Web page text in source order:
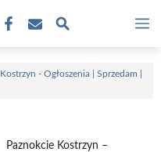
Kostrzyn - Ogłoszenia | Sprzedam |
Paznokcie Kostrzyn –